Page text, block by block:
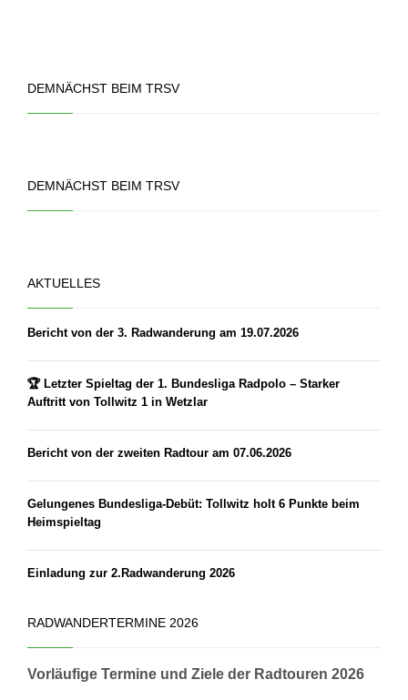
DEMNÄCHST BEIM TRSV
DEMNÄCHST BEIM TRSV
AKTUELLES
Bericht von der 3. Radwanderung am 19.07.2026
🏆 Letzter Spieltag der 1. Bundesliga Radpolo – Starker
Auftritt von Tollwitz 1 in Wetzlar
Bericht von der zweiten Radtour am 07.06.2026
Gelungenes Bundesliga-Debüt: Tollwitz holt 6 Punkte beim
Heimspieltag
Einladung zur 2.Radwanderung 2026
RADWANDERTERMINE 2026
Vorläufige Termine und Ziele der Radtouren 2026